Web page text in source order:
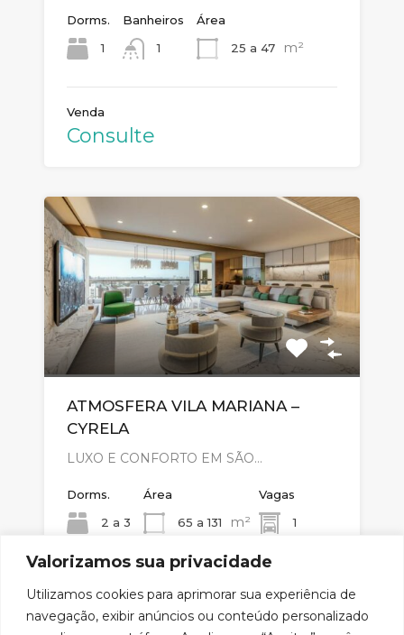
Valorizamos sua privacidade
Utilizamos cookies para aprimorar sua experiência de
navegação, exibir anúncios ou conteúdo personalizado
Dorms.
1
Banheiros
1
Área
25 a 47
m²
Venda
Consulte
ATMOSFERA VILA MARIANA –
CYRELA
LUXO E CONFORTO EM SÃO…
Dorms.
2 a 3
Área
65 a 131
m²
Vagas
1
Consulte